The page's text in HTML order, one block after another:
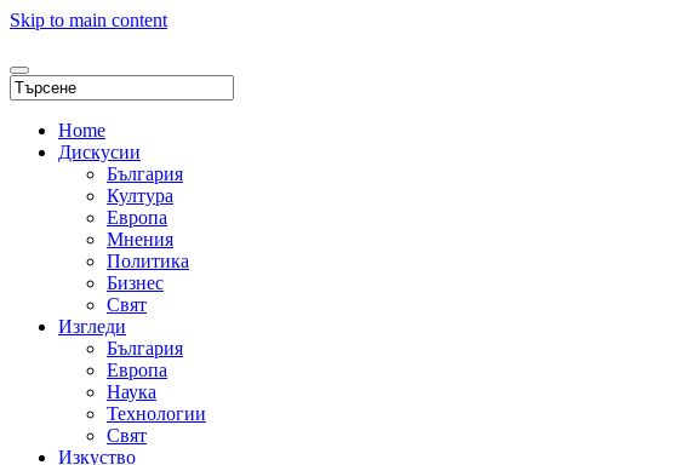
Skip to main content
Home
Дискусии
България
Култура
Европа
Мнения
Политика
Бизнес
Свят
Изгледи
България
Европа
Наука
Технологии
Свят
Изкуство